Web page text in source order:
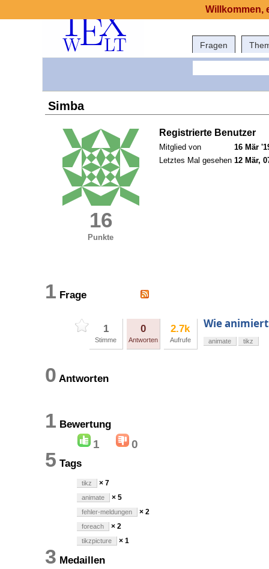
Fragen
Simba
16
Punkte
Registrierte Benutzer
Mitglied von
16 Mär
Letztes Mal gesehen 12 Mär,
1 Frage
1
Stimme
0
Antworten
2.7k
Aufrufe
Wie
animate tikz
0 Antworten
1 Bewertung
1 0
5 Tags
tikz × 7
animate × 5
fehler-meldungen × 2
foreach × 2
tikzpicture × 1
3 Medaillen
Willkommen,